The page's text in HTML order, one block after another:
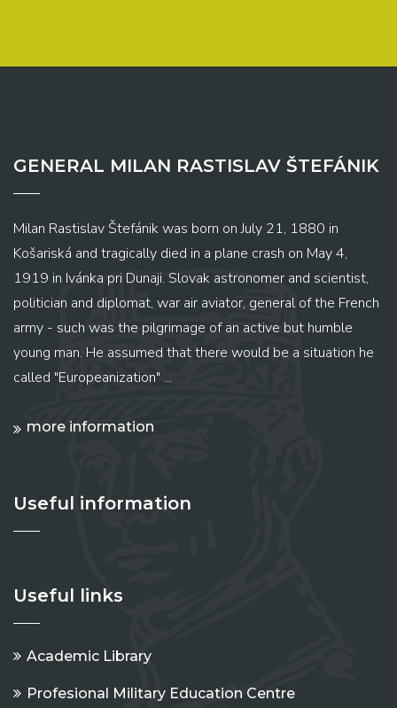
GENERAL MILAN RASTISLAV ŠTEFÁNIK
Milan Rastislav Štefánik was born on July 21, 1880 in
Košariská and tragically died in a plane crash on May 4,
1919 in Ivánka pri Dunaji. Slovak astronomer and scientist,
politician and diplomat, war air aviator, general of the French
army - such was the pilgrimage of an active but humble
young man. He assumed that there would be a situation he
called "Europeanization" ...
more information
Useful information
Useful links
Academic Library
Profesional Military Education Centre